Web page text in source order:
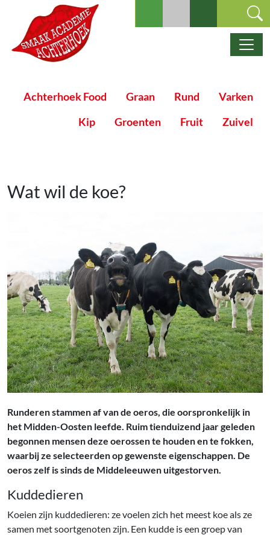
Ga naar de inhoud
Hoofdnavigatie
Achterhoek Food Graan Rund
Varken
Kip
Groenten Fruit Zuivel
Wat wil de koe?
Runderen stammen af van de oeros, die oorspronkelijk in
het Midden-Oosten leefde. Ruim tienduizend jaar geleden
begonnen mensen deze oerossen te houden en te fokken,
waarbij ze selecteerden op gewenste eigenschappen. De
oeros zelf is sinds de Middeleeuwen uitgestorven.
Kuddedieren
Koeien zijn kuddedieren: ze voelen zich het meest koe als ze
samen met soortgenoten zijn. Een kudde is een groep van